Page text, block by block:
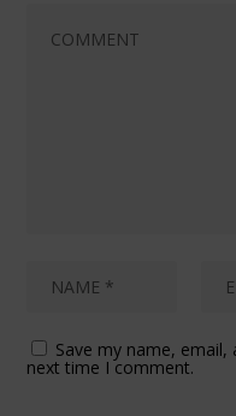
Save my name,
next time I comment.